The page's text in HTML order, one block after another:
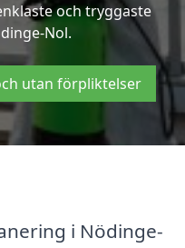
och tryggaste
Nol.
utan förpliktelser
i Nödinge-